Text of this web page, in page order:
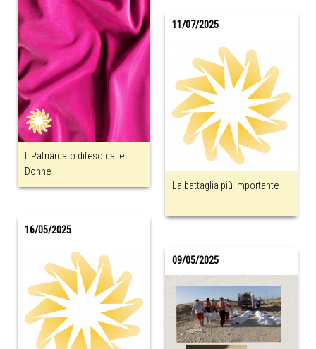
Il Patriarcato difeso dalle
Donne
11/07/2025
La battaglia più importante
16/05/2025
09/05/2025